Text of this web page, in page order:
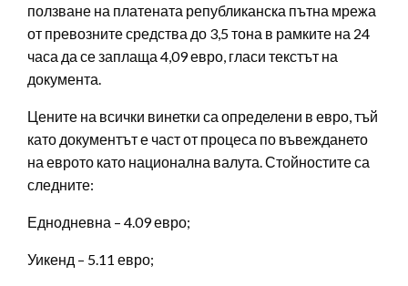
ползване на платената републиканска пътна мрежа
от превозните средства до 3,5 тона в рамките на 24
часа да се заплаща 4,09 евро, гласи текстът на
документа.
Цените на всички винетки са определени в евро, тъй
като документът е част от процеса по въвеждането
на еврото като национална валута. Стойностите са
следните:
Еднодневна – 4.09 евро;
Уикенд – 5.11 евро;